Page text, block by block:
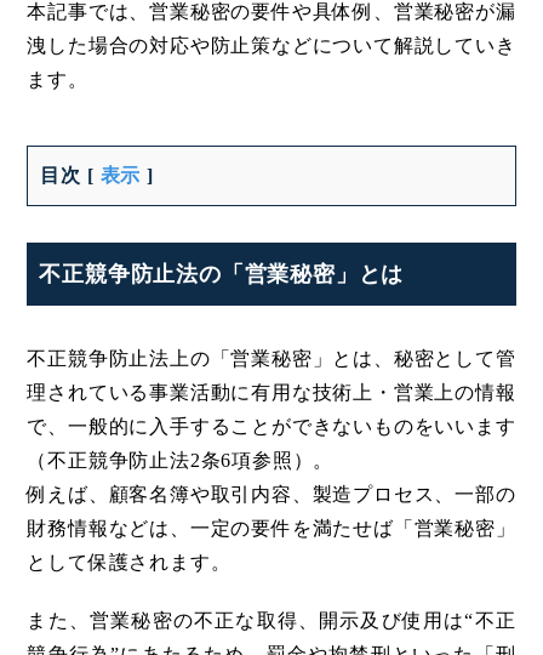
本記事では、営業秘密の要件や具体例、営業秘密が漏
洩した場合の対応や防止策などについて解説していき
ます。
目次 [ 表示 ]
不正競争防止法の「営業秘密」とは
不正競争防止法上の「営業秘密」とは、秘密として管
理されている事業活動に有用な技術上・営業上の情報
で、一般的に入手することができないものをいいます
（不正競争防止法2条6項参照）。
例えば、顧客名簿や取引内容、製造プロセス、一部の
財務情報などは、一定の要件を満たせば「営業秘密」
として保護されます。
また、営業秘密の不正な取得、開示及び使用は“不正